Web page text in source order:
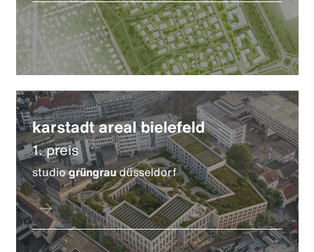
karstadt areal bielefeld
1. preis
studiogrüngraudüsseldorf